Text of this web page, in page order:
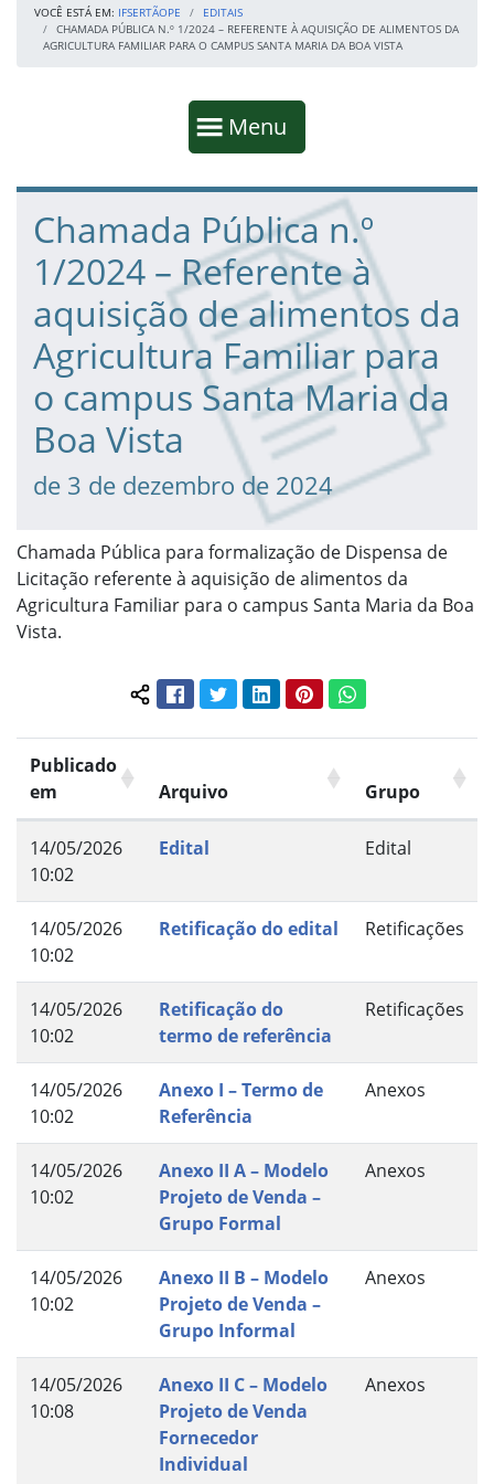
VOCÊ ESTÁ EM: IFSERTÃOPE
EDITAIS
CHAMADA PÚBLICA N.º 1/2024 – REFERENTE À AQUISIÇÃO DE ALIMENTOS DA
AGRICULTURA FAMILIAR PARA O CAMPUS SANTA MARIA DA BOA VISTA
Mostrar
Menu
Fim da navegação
Início do conteúdo
Chamada Pública n.º
1/2024 – Referente à
aquisição de alimentos da
Agricultura Familiar para
o campus Santa Maria da
Boa Vista
de 3 de dezembro de 2024
Chamada Pública para formalização de Dispensa de
Licitação referente à aquisição de alimentos da
Agricultura Familiar para o campus Santa Maria da Boa
Vista.
Compartilhar conteúdo:
FacebookTwitterLinkedInPinterestWhatsApp
Publicado
em
Arquivo Grupo
14/05/2026
10:02
Edital Edital
14/05/2026
10:02
Retificação do edital Retificações
14/05/2026
10:02
Retificação do
termo de referência
Retificações
14/05/2026
10:02
Anexo I – Termo de
Referência
Anexos
14/05/2026
10:02
Anexo II A – Modelo
Projeto de Venda –
Grupo Formal
Anexos
14/05/2026
10:02
Anexo II B – Modelo
Projeto de Venda –
Grupo Informal
Anexos
14/05/2026
10:08
Anexo II C – Modelo
Projeto de Venda
Fornecedor
Individual
Anexos